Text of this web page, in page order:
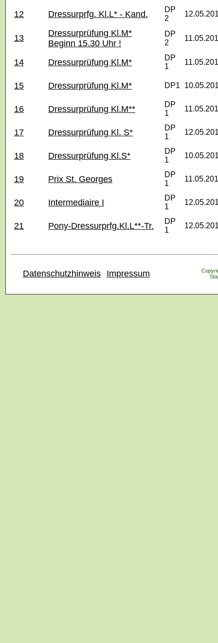
12 Dressurprfg. Kl.L* - Kand.
DP
2
13
Dressurprüfung Kl.M*
Beginn 15.30 Uhr !
DP
2
14 Dressurprüfung Kl.M*
DP
1
15 Dressurprüfung Kl.M* DP1
16 Dressurprüfung Kl.M**
DP
1
17 Dressurprüfung Kl. S*
DP
1
18 Dressurprüfung Kl.S*
DP
1
19 Prix St. Georges
DP
1
20 Intermediaire I
DP
1
21 Pony-Dressurprfg.Kl.L**-Tr.
DP
1
Datenschutzhinweis Impressum